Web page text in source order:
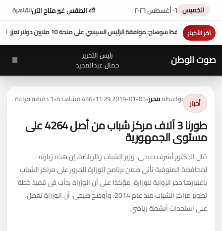
الخميس ٠٦ أغسطس ٢٠٢٦ ⛅ الطقس غير متاح الآنالقاهرة
آخر الأخبار
بمشاركة محافظ 10 ملايين دولار تعزز التنمية بالمحافظة
صوت الوطن
رئيس التحرير
جمال عبدالمجيد
☰
أخبار بواسطةمحرر•
2019-01-05 11:29
•456 مشاهدة •1 دقيقة قراءة
طورنا 3 آلاف مركز شباب من أصل 4264 على
مستوى الجمهورية
قال الدكتور أشرف صبحى، وزير الشباب والرياضة، إن هذه زيارته
لمحافظة المنوفية تأتى ضمن برنامج الوزارة للمرور على مراكز الشباب
باعتبارها حجر الزواية للوزارة، مؤكدًا على أن الوزراة بدأت فى تنفيذ خطة
تطوير مراكز الشباب منذ عام 2014. وأوضح صبحى، أن الوزراة تعمل
على استحداث أنشطة رياضي